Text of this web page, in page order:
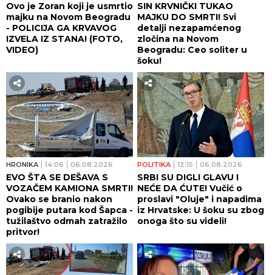
Ovo je Zoran koji je usmrtio
majku na Novom Beogradu
- POLICIJA GA KRVAVOG
IZVELA IZ STANA! (FOTO,
VIDEO)
SIN KRVNIČKI TUKAO
MAJKU DO SMRTI! Svi
detalji nezapamćenog
zločina na Novom
Beogradu: Ceo soliter u
šoku!
HRONIKA 14:06 06.08.2026
EVO ŠTA SE DEŠAVA S
VOZAČEM KAMIONA SMRTI!
Ovako se branio nakon
pogibije putara kod Šapca -
tužilaštvo odmah zatražilo
pritvor!
POLITIKA 12:15 06.08.2026
SRBI SU DIGLI GLAVU I
NEĆE DA ĆUTE! Vučić o
proslavi "Oluje" i napadima
iz Hrvatske: U šoku su zbog
onoga što su videli!